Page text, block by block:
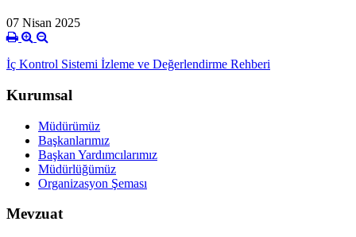
07 Nisan 2025
İç Kontrol Sistemi İzleme ve Değerlendirme Rehberi
Kurumsal
Müdürümüz
Başkanlarımız
Başkan Yardımcılarımız
Müdürlüğümüz
Organizasyon Şeması
Mevzuat